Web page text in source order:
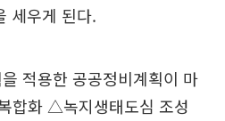
세우게 된다.
적용한 공공정비계획이 마
합화 △녹지생태도심 조성